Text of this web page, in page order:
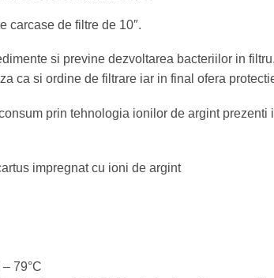
carcase de filtre de 10″.
si previne dezvoltarea bacteriilor in
ca si ordine de filtrare iar in final ofera
prin tehnologia ionilor de argint prezenti
impregnat cu ioni de argint
79°C